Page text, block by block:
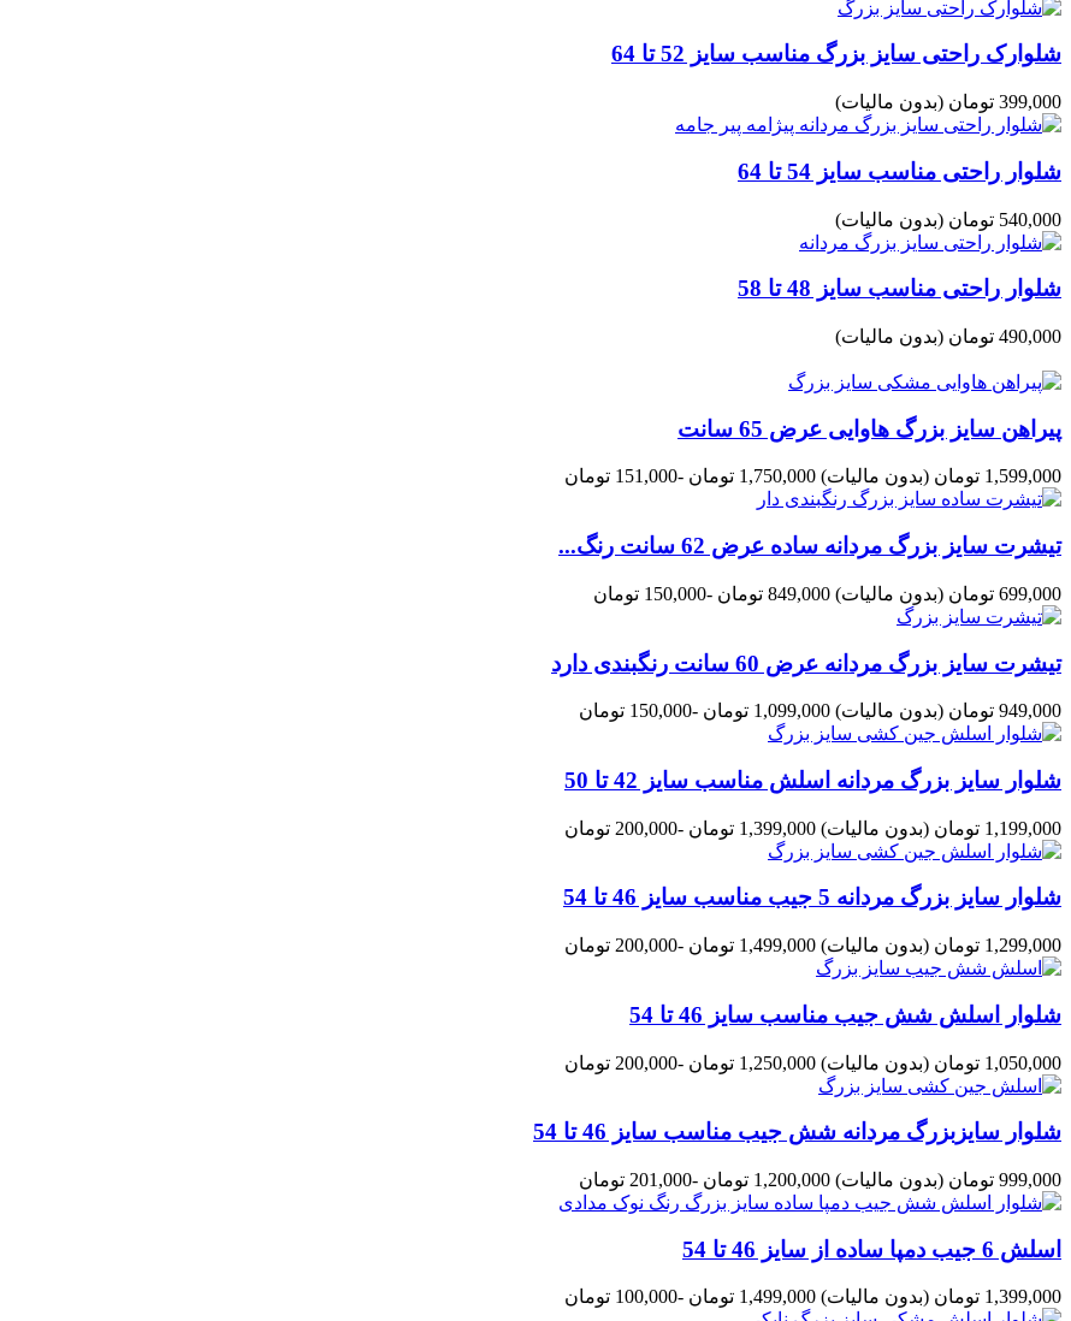
شلوارک راحتی سایز بزرگ مناسب سایز 52 تا 64
399,000 تومان (بدون مالیات)
شلوار راحتی مناسب سایز 54 تا 64
540,000 تومان (بدون مالیات)
شلوار راحتی مناسب سایز 48 تا 58
490,000 تومان
(بدون مالیات)
پیراهن سایز بزرگ هاوایی عرض 65 سانت
1,599,000 تومان (بدون مالیات) 1,750,000 تومان -151,000 تومان
تیشرت سایز بزرگ مردانه ساده عرض 62 سانت رنگ...
699,000 تومان (بدون مالیات) 849,000 تومان -150,000 تومان
تیشرت سایز بزرگ مردانه عرض 60 سانت رنگبندی دارد
949,000 تومان (بدون مالیات) 1,099,000 تومان -150,000 تومان
شلوار سایز بزرگ مردانه اسلش مناسب سایز 42 تا 50
1,199,000 تومان (بدون مالیات) 1,399,000 تومان -200,000 تومان
شلوار سایز بزرگ مردانه 5 جیب مناسب سایز 46 تا 54
1,299,000 تومان (بدون مالیات) 1,499,000 تومان -200,000 تومان
شلوار اسلش شش جیب مناسب سایز 46 تا 54
1,050,000 تومان (بدون مالیات) 1,250,000 تومان -200,000 تومان
شلوار سایزبزرگ مردانه شش جیب مناسب سایز 46 تا 54
999,000 تومان (بدون مالیات) 1,200,000 تومان -201,000 تومان
اسلش 6 جیب دمپا ساده از سایز 46 تا 54
1,399,000 تومان (بدون مالیات) 1,499,000 تومان -100,000 تومان